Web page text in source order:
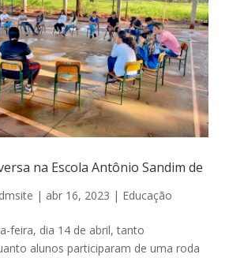
na Escola Antônio Sandim de
| abr 16, 2023 | Educação
feira, dia 14 de abril, tanto
alunos participaram de uma roda